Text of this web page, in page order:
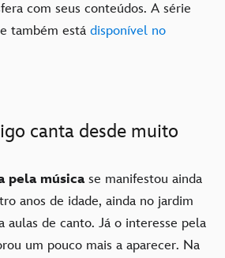
com seus conteúdos. A série
também está disponível no
canta desde muito
pela música se manifestou ainda
anos de idade, ainda no jardim
aulas de canto. Já o interesse pela
um pouco mais a aparecer. Na